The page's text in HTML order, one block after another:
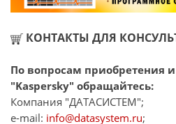
КОНТАКТЫ ДЛЯ
По вопросам приобретения
"Kaspersky" обращайтесь:
Компания "ДАТАСИСТЕМ";
e-mail: info@datasystem.ru;